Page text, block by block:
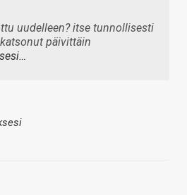
uudelleen? itse tunnollisesti
päivittäin